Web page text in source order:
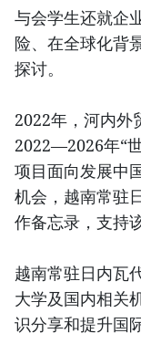
与会学生还就企
险、在全球化背
探讨。
2022年，河内外
2022—2026年“
项目面向发展中
机会，越南常驻
作备忘录，支持
越南常驻日内瓦
大学及国内相关
识分享和提升国